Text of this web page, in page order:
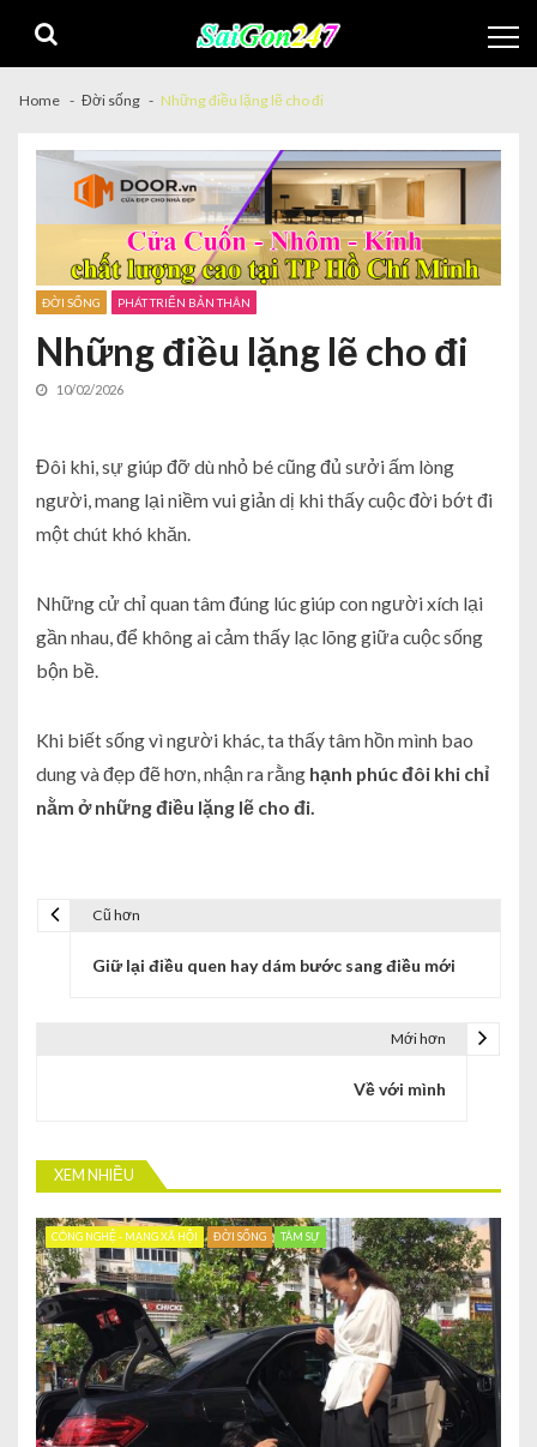
Home Đời sống Những điều lặng lẽ cho đi
ĐỜI SỐNG PHÁT TRIỂN BẢN THÂN
Những điều lặng lẽ cho đi
10/02/2026
Đôi khi, sự giúp đỡ dù nhỏ bé cũng đủ sưởi ấm lòng
người, mang lại niềm vui giản dị khi thấy cuộc đời bớt đi
một chút khó khăn.
​Những cử chỉ quan tâm đúng lúc giúp con người xích lại
gần nhau, để không ai cảm thấy lạc lõng giữa cuộc sống
bộn bề.
​Khi biết sống vì người khác, ta thấy tâm hồn mình bao
dung và đẹp đẽ hơn, nhận ra rằng hạnh phúc đôi khi chỉ
nằm ở những điều lặng lẽ cho đi.
Cũ hơn
Giữ lại điều quen hay dám bước sang điều mới
Mới hơn
Về với mình
XEM NHIỀU
CÔNG NGHỆ - MẠNG XÃ HỘI ĐỜI SỐNG TÂM SỰ